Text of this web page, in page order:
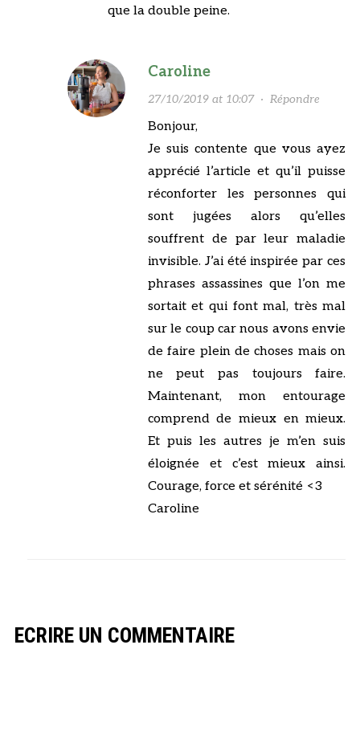
que la double peine.
Caroline
27/10/2019 at 10:07· Répondre
Bonjour,
Je suis contente que vous ayez
apprécié l’article et qu’il puisse
réconforter les personnes qui
sont jugées alors qu’elles
souffrent de par leur maladie
invisible. J’ai été inspirée par ces
phrases assassines que l’on me
sortait et qui font mal, très mal
sur le coup car nous avons envie
de faire plein de choses mais on
ne peut pas toujours faire.
Maintenant, mon entourage
comprend de mieux en mieux.
Et puis les autres je m’en suis
éloignée et c’est mieux ainsi.
Courage, force et sérénité <3
Caroline
ECRIRE UN COMMENTAIRE